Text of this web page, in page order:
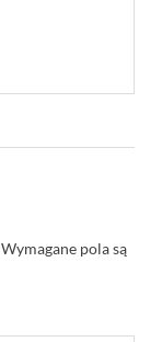
Wymagane pola są